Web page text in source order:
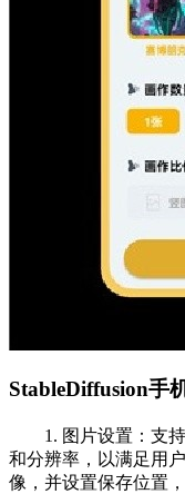
StableDiffusion手
1. 图片设置：支持
和分辨率，以满足用
像，并设置保存位置